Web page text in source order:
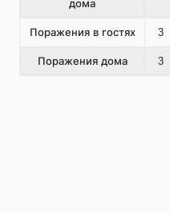
дома
Поражения в гостях 3
Поражения дома 3